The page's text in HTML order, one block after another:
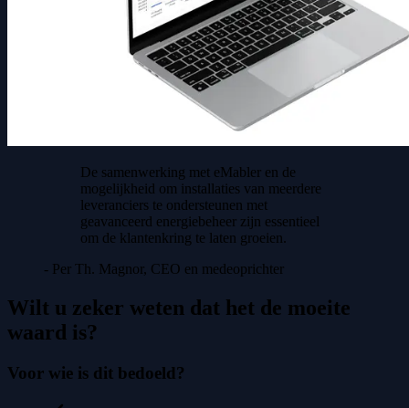
De samenwerking met eMabler en de
mogelijkheid om installaties van meerdere
leveranciers te ondersteunen met
geavanceerd energiebeheer zijn essentieel
om de klantenkring te laten groeien.
- Per Th. Magnor, CEO en medeoprichter
Wilt u zeker weten dat het de moeite
waard is?
Voor wie is dit bedoeld?